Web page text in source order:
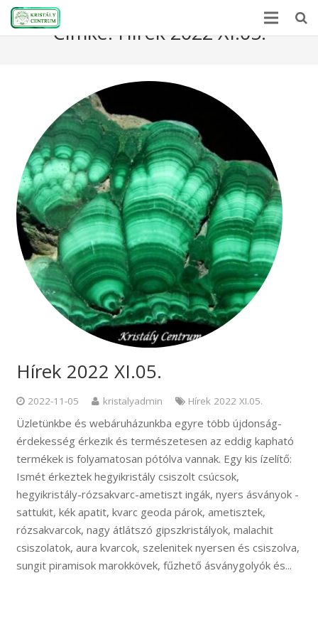
Kristályerő
Hírek
A kövekről
Rólunk
Kapcsolat
Webshop
Címke:Hírek 2022 XI.05.
Hírek 2022 XI.05.
2022-11-05 kristalyadmin Hírek 2022 XI.05.
Üzletünkbe és webáruházunkba egyre több újdonság-
érdekesség érkezik és természetesen az eddig kapható
termékek is folyamatosan pótólva vannak. Egy kis ízelítő:
Ismét érkeztek hegyikristály csiszolt csúcsok,
hegyikristály-rózsakvarc-ametiszt ingák, nyers ásványok -
sattukit, kék apatit, kvarc geoda párok, ametisztek,
rózsakvarcok, nagy átlátszó gipszkristályok, malachit
csiszolatok, aura kvarcok, szelenitek nyersen és csiszolva,
sungit piramisok marokkövek, fűzhető ásványgolyók és...